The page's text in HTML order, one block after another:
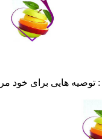
: توصیه هایی برای خود